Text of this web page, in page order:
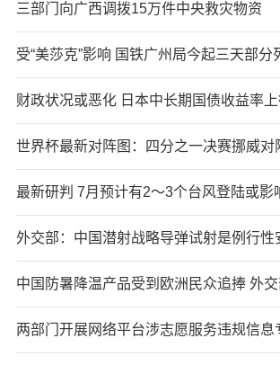
三部门向广西调拨15万件中央救灾物资
受“美莎克”影响 国铁广州局今起三天部分
财政状况或恶化 日本中长期国债收益率
世界杯最新对阵图：四分之一决赛挪威对
最新研判 7月预计有2～3个台风登陆或影
外交部：中国潜射战略导弹试射是例行性
中国防暑降温产品受到欧洲民众追捧 外
两部门开展网络平台涉志愿服务违规信息